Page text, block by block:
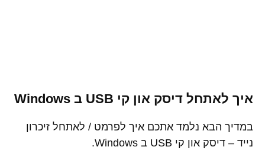
איך לאתחל דיסק און קי USB ב Windows
במדיך הבא נלמד אתכם איך לפרמט / לאתחל זיכרון
נייד – דיסק און קי USB ב Windows.